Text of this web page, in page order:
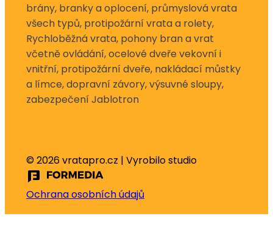
brány, branky a oplocení, průmyslová vrata
všech typů, protipožární vrata a rolety,
Rychloběžná vrata, pohony bran a vrat
včetně ovládání, ocelové dveře vekovní i
vnitřní, protipožární dveře, nakládací můstky
a límce, dopravní závory, výsuvné sloupy,
zabezpečení Jablotron
© 2026 vratapro.cz | Vyrobilo studio
Ochrana osobních údajů